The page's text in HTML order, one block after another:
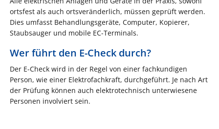
ortsfest als auch ortsveränderlich, müssen geprüft werden.
Dies umfasst Behandlungsgeräte, Computer, Kopierer,
Staubsauger und mobile EC-Terminals.
Wer führt den E-Check durch?
Der E-Check wird in der Regel von einer fachkundigen
Person, wie einer Elektrofachkraft, durchgeführt. Je nach Art
der Prüfung können auch elektrotechnisch unterwiesene
Personen involviert sein.